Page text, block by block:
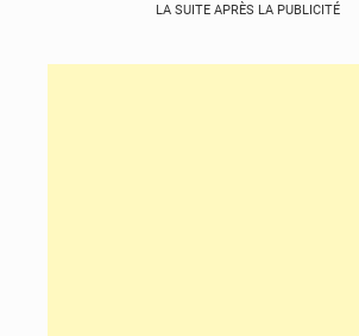
LA SUITE APRÈS LA PUBLICITÉ